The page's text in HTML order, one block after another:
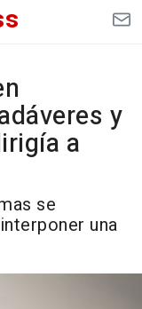
y
a
se
una